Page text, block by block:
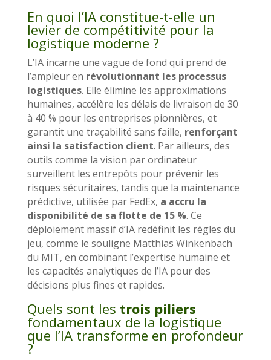
En quoi l’IA constitue-t-elle un
levier de compétitivité pour la
logistique moderne ?
L’IA incarne une vague de fond qui prend de
l’ampleur en révolutionnant les processus
logistiques. Elle élimine les approximations
humaines, accélère les délais de livraison de 30
à 40 % pour les entreprises pionnières, et
garantit une traçabilité sans faille, renforçant
ainsi la satisfaction client. Par ailleurs, des
outils comme la vision par ordinateur
surveillent les entrepôts pour prévenir les
risques sécuritaires, tandis que la maintenance
prédictive, utilisée par FedEx, a accru la
disponibilité de sa flotte de 15 %. Ce
déploiement massif d’IA redéfinit les règles du
jeu, comme le souligne Matthias Winkenbach
du MIT, en combinant l’expertise humaine et
les capacités analytiques de l’IA pour des
décisions plus fines et rapides.
Quels sont les trois piliers
fondamentaux de la logistique
que l’IA transforme en profondeur
?